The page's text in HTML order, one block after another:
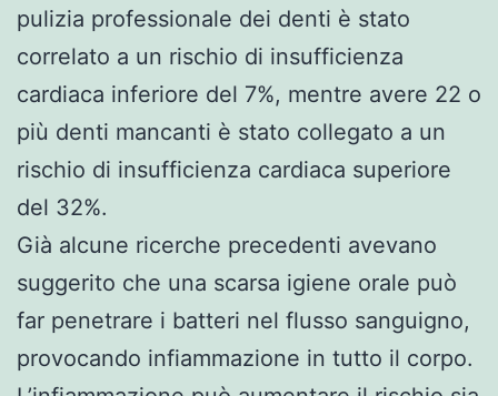
pulizia professionale dei denti è stato
correlato a un rischio di insufficienza
cardiaca inferiore del 7%, mentre avere 22 o
più denti mancanti è stato collegato a un
rischio di insufficienza cardiaca superiore
del 32%.
Già alcune ricerche precedenti avevano
suggerito che una scarsa igiene orale può
far penetrare i batteri nel flusso sanguigno,
provocando infiammazione in tutto il corpo.